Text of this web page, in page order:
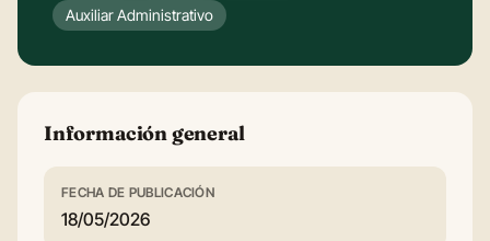
Auxiliar Administrativo
Información general
FECHA DE PUBLICACIÓN
18/05/2026